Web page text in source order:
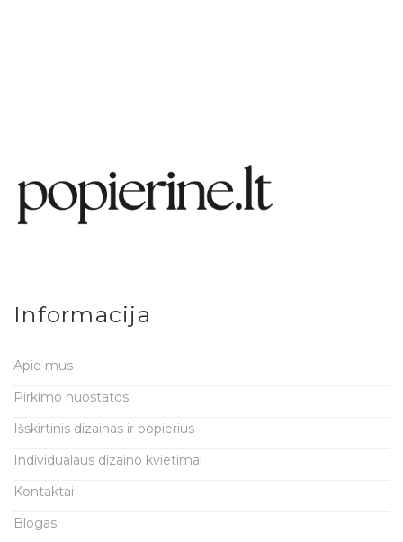
Informacija
Apie mus
Pirkimo nuostatos
Išskirtinis dizainas ir popierius
Individualaus dizaino kvietimai
Kontaktai
Blogas